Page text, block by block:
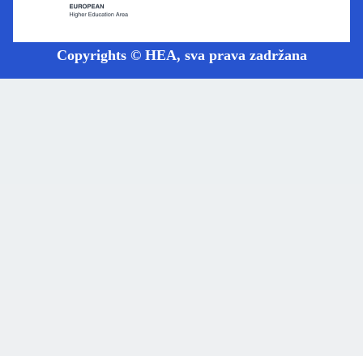
Copyrights © HEA, sva prava zadržana